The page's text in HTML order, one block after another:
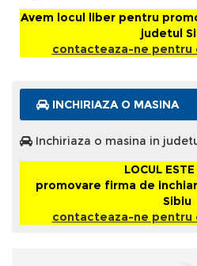
Avem locul liber pentru
judetul
contacteaza-ne pentru
INCHIRIAZA O MASINA
Inchiriaza o masina in
LOCUL
promovare firma de
Sibiu
contacteaza-ne pentru